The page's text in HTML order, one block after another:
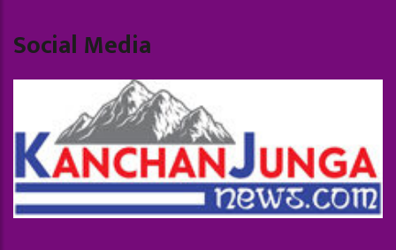
Social Media